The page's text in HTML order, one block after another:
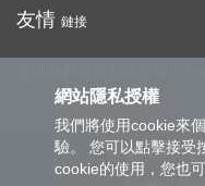
友情 鏈接
版權所有 ©
網站隱私授權
我們將使用cookie來
驗。 您可以點擊接受
cookie的使用，您也